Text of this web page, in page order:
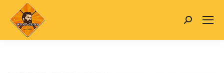
Search: